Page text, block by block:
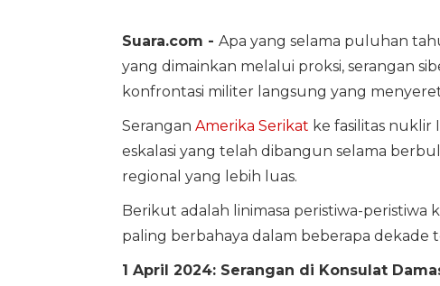
Suara.com - Apa yang selama puluhan
yang dimainkan melalui proksi, serangan
konfrontasi militer langsung yang
Serangan Amerika Serikat ke fasilitas nuklir
eskalasi yang telah dibangun selama
regional yang lebih luas.
Berikut adalah linimasa peristiwa-peristiwa
paling berbahaya dalam beberapa dekade
1 April 2024: Serangan di Konsulat